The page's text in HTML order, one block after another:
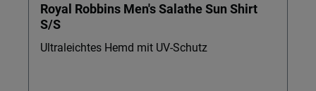
Royal Robbins Men's Salathe Sun Shirt
S/S
Ultraleichtes Hemd mit UV-Schutz